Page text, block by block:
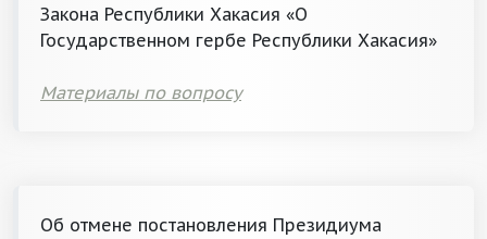
Закона Республики Хакасия «О
Государственном гербе Республики Хакасия»
Материалы по вопросу
Об отмене постановления Президиума